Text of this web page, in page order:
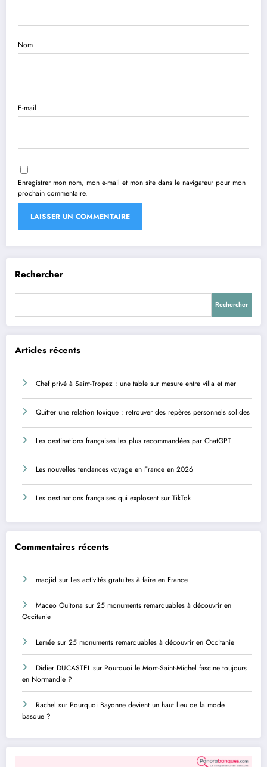
Nom
E-mail
Enregistrer mon nom, mon e-mail et mon site dans le navigateur pour mon
prochain commentaire.
Rechercher
Rechercher
Articles récents
Chef privé à Saint-Tropez : une table sur mesure entre villa et mer
Quitter une relation toxique : retrouver des repères personnels solides
Les destinations françaises les plus recommandées par ChatGPT
Les nouvelles tendances voyage en France en 2026
Les destinations françaises qui explosent sur TikTok
Commentaires récents
madjid sur Les activités gratuites à faire en France
Maceo Ouitona sur 25 monuments remarquables à découvrir en
Occitanie
Lemée sur 25 monuments remarquables à découvrir en Occitanie
Didier DUCASTELsur Pourquoi le Mont-Saint-Michel fascine toujours
en Normandie ?
Rachel sur Pourquoi Bayonne devient un haut lieu de la mode
basque ?